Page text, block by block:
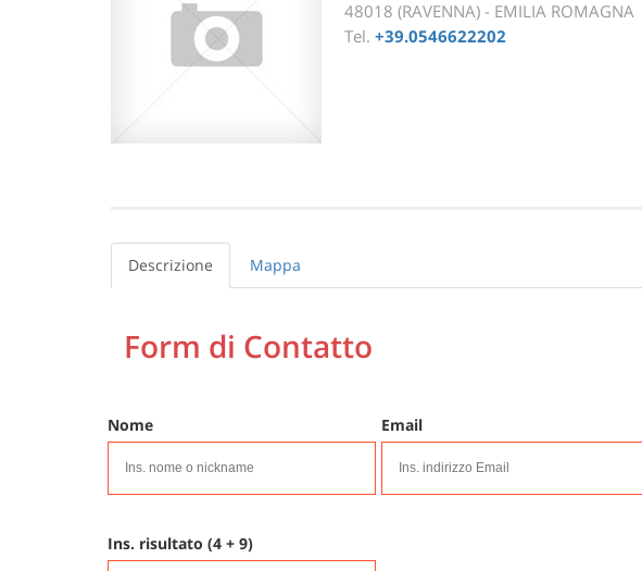
48018 (RAVENNA) - EMILIA ROMAGNA
Tel. +39.0546622202
Descrizione Mappa
Form di Contatto
Nome Email
Ins. risultato (4 + 9)